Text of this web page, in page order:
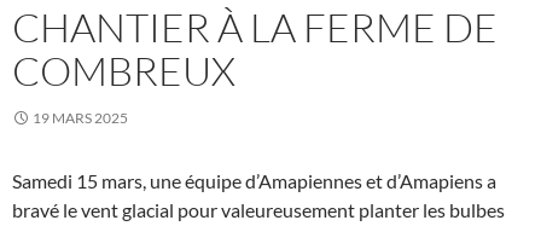
CHANTIER À LA FERME DE
COMBREUX
19 MARS 2025
Samedi 15 mars, une équipe d’Amapiennes et d’Amapiens a
bravé le vent glacial pour valeureusement planter les bulbes